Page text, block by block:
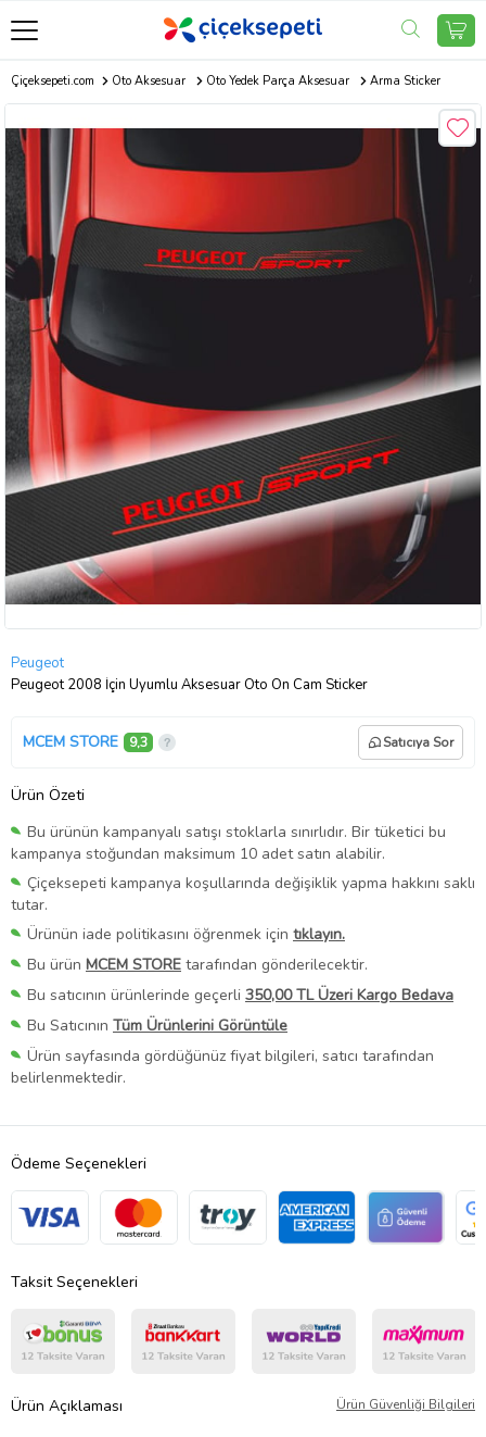
Çiçeksepeti.com Oto Aksesuar Oto Yedek Parça Aksesuar Arma Sticker
Peugeot
Peugeot 2008 İçin Uyumlu Aksesuar Oto Ön Cam Sticker
MCEM STORE 9,3 Satıcıya Sor
Ürün Özeti
Bu ürünün kampanyalı satışı stoklarla sınırlıdır. Bir tüketici bu
kampanya stoğundan maksimum 10 adet satın alabilir.
Çiçeksepeti kampanya koşullarında değişiklik yapma hakkını saklı
tutar.
Ürünün iade politikasını öğrenmek için tıklayın.
Bu ürün MCEM STORE tarafından gönderilecektir.
Bu satıcının ürünlerinde geçerli 350,00 TL Üzeri Kargo Bedava
Bu Satıcının Tüm Ürünlerini Görüntüle
Ürün sayfasında gördüğünüz fiyat bilgileri, satıcı tarafından
belirlenmektedir.
Ödeme Seçenekleri
Taksit Seçenekleri
Ürün Açıklaması Ürün Güvenliği Bilgileri